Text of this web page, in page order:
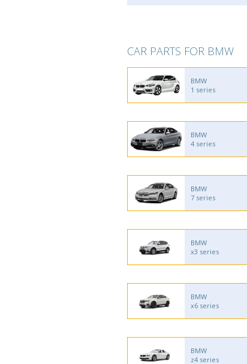
CAR PARTS FOR BMW
BMW
1 series
BMW
4 series
BMW
7 series
BMW
x3 series
BMW
x6 series
BMW
z4 series